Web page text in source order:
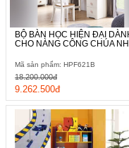
Không chỉ có giá sách
còn được khéo léo bố trí
khác biệt về màu sắc bên
BỘ BÀN HỌC HIỆN ĐẠI
CHO NÀNG CÔNG CHÚA
Mã sản phẩm: HPF621B
9.262.500đ
18.200.000đ